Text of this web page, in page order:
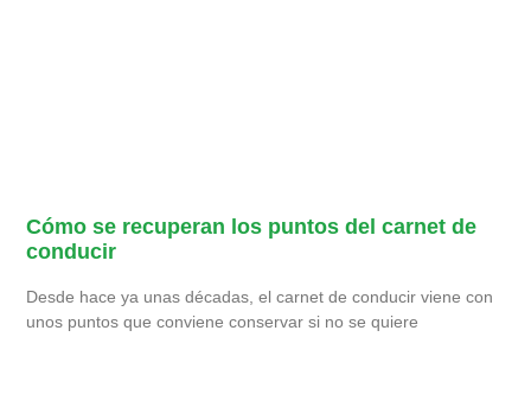
Cómo se recuperan los puntos del carnet de
conducir
Desde hace ya unas décadas, el carnet de conducir viene con
unos puntos que conviene conservar si no se quiere